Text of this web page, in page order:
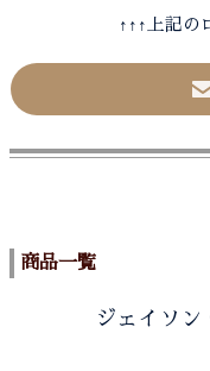
↑↑↑上記の
商品一覧
ジェイソン